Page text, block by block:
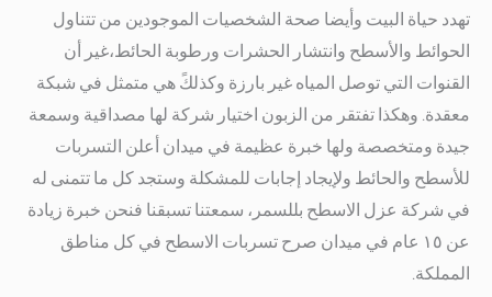
تهدد حياة البيت وأيضا صحة الشخصيات الموجودين من تتناول
الحوائط والأسطح وانتشار الحشرات ورطوبة الحائط،غير أن
القنوات التي توصل المياه غير بارزة وكذلكً هي متمثل في شبكة
معقدة. وهكذا تفتقر من الزبون اختيار شركة لها مصداقية وسمعة
جيدة ومتخصصة ولها خبرة عظيمة في ميدان أعلن التسربات
للأسطح والحائط ولإيجاد إجابات للمشكلة وستجد كل ما تتمنى له
في شركة عزل الاسطح بللسمر، سمعتنا تسبقنا فنحن خبرة زيادة
عن ١٥ عام في ميدان صرح تسربات الاسطح في كل مناطق
المملكة.